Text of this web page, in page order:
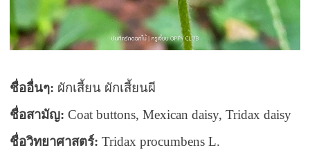
ชื่ออื่นๆ: ผักเสี้ยน ผักเสี้ยนผี
ชื่อสามัญ:Coat buttons, Mexican daisy, Tridax daisy
ชื่อวิทยาศาสตร์:Tridax procumbens L.